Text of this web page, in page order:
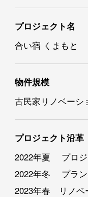
プロジェクト名
合い宿 くまもと
物件規模
古民家リノベーシ
プロジェクト沿革
2022年夏 プロジ
2022年冬 プラン
2023年春 リノベ